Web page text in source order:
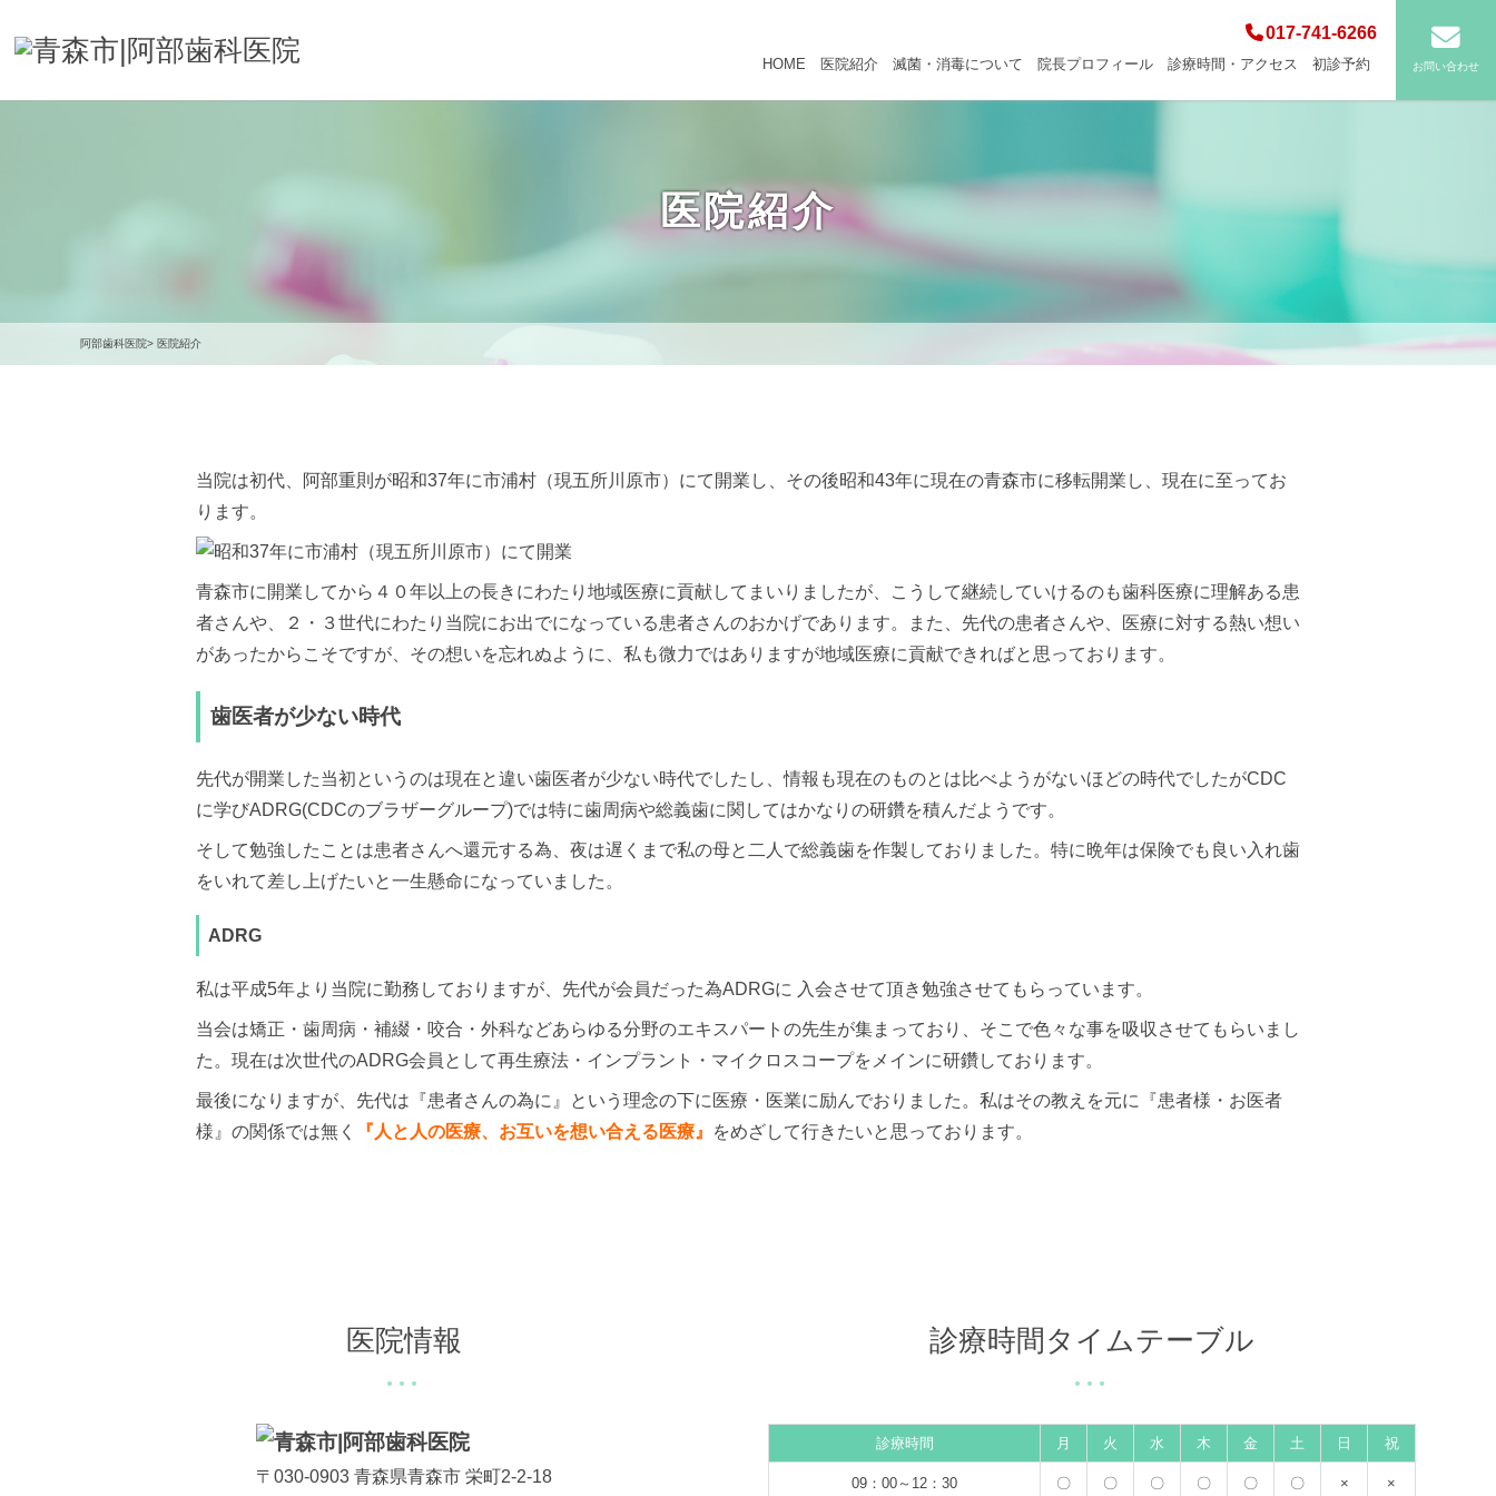
017-741-6266
HOME 医院紹介 滅菌・消毒について 院長プロフィール 診療時間・アクセス 初診予約 お問い合わせ
医院紹介
阿部歯科医院 医院紹介
0
8
4
月
日
0
1
月
2
日
部
院
当院は初代、阿部重則が昭和37年に市浦村（現五所川原市）にて開業し、その後昭和43年に現在の青森市に移転開業し、現在に至ってお
ります。
青森市に開業してから４０年以上の長きにわたり地域医療に貢献してまいりましたが、こうして継続していけるのも歯科医療に理解ある患
者さんや、２・３世代にわたり当院にお出でになっている患者さんのおかげであります。また、先代の患者さんや、医療に対する熱い想い
があったからこそですが、その想いを忘れぬように、私も微力ではありますが地域医療に貢献できればと思っております。
歯医者が少ない時代
先代が開業した当初というのは現在と違い歯医者が少ない時代でしたし、情報も現在のものとは比べようがないほどの時代でしたがCDC
に学びADRG(CDCのブラザーグループ)では特に歯周病や総義歯に関してはかなりの研鑽を積んだようです。
そして勉強したことは患者さんへ還元する為、夜は遅くまで私の母と二人で総義歯を作製しておりました。特に晩年は保険でも良い入れ歯
をいれて差し上げたいと一生懸命になっていました。
ADRG
私は平成5年より当院に勤務しておりますが、先代が会員だった為ADRGに 入会させて頂き勉強させてもらっています。
当会は矯正・歯周病・補綴・咬合・外科などあらゆる分野のエキスパートの先生が集まっており、そこで色々な事を吸収させてもらいまし
た。現在は次世代のADRG会員として再生療法・インプラント・マイクロスコープをメインに研鑽しております。
最後になりますが、先代は『患者さんの為に』という理念の下に医療・医業に励んでおりました。私はその教えを元に『患者様・お医者
様』の関係では無く
『人と人の医療、お互いを想い合える医療』 をめざして行きたいと思っております。
医院情報
〒030-0903 青森県青森市 栄町2-2-18
診療時間タイムテーブル
診療時間 月 火 水 木 金 土 日 祝
09：00～12：30 〇 〇 〇 〇 〇 〇 × ×